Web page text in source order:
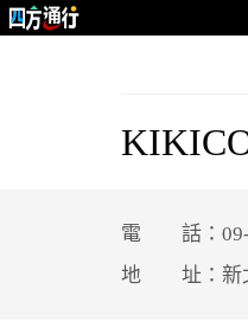
電 話：09-
地 址：新北